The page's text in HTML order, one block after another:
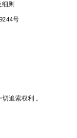
则
号
追索权利 。